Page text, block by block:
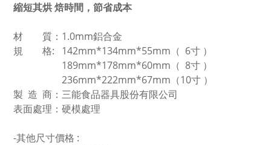
縮短其烘 焙時間，節省成本
材 質：1.0mm鋁合金
規 格: 142mm*134mm*55mm（ 6寸 ）
189mm*178mm*60mm （ 8寸 ）
236mm*222mm*67mm （10寸 ）
製 造 商：三能食品器具股份有限公司
表面處理：硬模處理
-其他尺寸價格 :